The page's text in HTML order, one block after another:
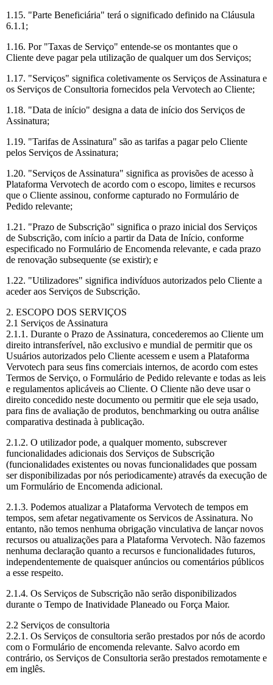
1.15. "Parte Beneficiária" terá o significado definido na Cláusula
6.1.1;
1.16. Por "Taxas de Serviço" entende-se os montantes que o
Cliente deve pagar pela utilização de qualquer um dos Serviços;
1.17. "Serviços" significa coletivamente os Serviços de Assinatura e
os Serviços de Consultoria fornecidos pela Vervotech ao Cliente;
1.18. "Data de início" designa a data de início dos Serviços de
Assinatura;
1.19. "Tarifas de Assinatura" são as tarifas a pagar pelo Cliente
pelos Serviços de Assinatura;
1.20. "Serviços de Assinatura" significa as provisões de acesso à
Plataforma Vervotech de acordo com o escopo, limites e recursos
que o Cliente assinou, conforme capturado no Formulário de
Pedido relevante;
1.21. "Prazo de Subscrição" significa o prazo inicial dos Serviços
de Subscrição, com início a partir da Data de Início, conforme
especificado no Formulário de Encomenda relevante, e cada prazo
de renovação subsequente (se existir); e
1.22. "Utilizadores" significa indivíduos autorizados pelo Cliente a
aceder aos Serviços de Subscrição.
2. ESCOPO DOS SERVIÇOS
2.1 Serviços de Assinatura
2.1.1. Durante o Prazo de Assinatura, concederemos ao Cliente um
direito intransferível, não exclusivo e mundial de permitir que os
Usuários autorizados pelo Cliente acessem e usem a Plataforma
Vervotech para seus fins comerciais internos, de acordo com estes
Termos de Serviço, o Formulário de Pedido relevante e todas as leis
e regulamentos aplicáveis ao Cliente. O Cliente não deve usar o
direito concedido neste documento ou permitir que ele seja usado,
para fins de avaliação de produtos, benchmarking ou outra análise
comparativa destinada à publicação.
2.1.2. O utilizador pode, a qualquer momento, subscrever
funcionalidades adicionais dos Serviços de Subscrição
(funcionalidades existentes ou novas funcionalidades que possam
ser disponibilizadas por nós periodicamente) através da execução de
um Formulário de Encomenda adicional.
2.1.3. Podemos atualizar a Plataforma Vervotech de tempos em
tempos, sem afetar negativamente os Servicos de Assinatura. No
entanto, não temos nenhuma obrigação vinculativa de lançar novos
recursos ou atualizações para a Plataforma Vervotech. Não fazemos
nenhuma declaração quanto a recursos e funcionalidades futuros,
independentemente de quaisquer anúncios ou comentários públicos
a esse respeito.
2.1.4. Os Serviços de Subscrição não serão disponibilizados
durante o Tempo de Inatividade Planeado ou Força Maior.
2.2 Serviços de consultoria
2.2.1. Os Serviços de consultoria serão prestados por nós de acordo
com o Formulário de encomenda relevante. Salvo acordo em
contrário, os Serviços de Consultoria serão prestados remotamente e
em inglês.